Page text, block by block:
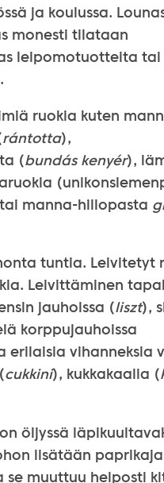
ja koulussa.
monesti tilataan
leipomotuotteita tai
ruokia kuten
rántotta),
(bundás kenyér),
manna-hillopasta
tuntia. Leivitetyt
Leivittäminen
jauhoissa (liszt),
korppujauhoissa
erilaisia vihanneksia
cukkini), kukkakaalia (
öljyssä
lisätään
muuttuu helposti